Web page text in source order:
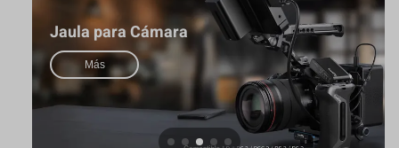
Jaula para Cámara
Más